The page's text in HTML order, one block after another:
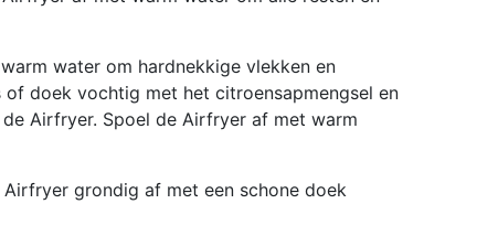
water om hardnekkige vlekken en
doek vochtig met het citroensapmengsel en
Airfryer. Spoel de Airfryer af met warm
grondig af met een schone doek